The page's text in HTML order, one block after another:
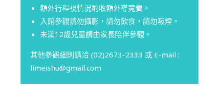
額外行程視情況酌收額外導覽費。
入館參觀請勿攝影，請勿飲食，請勿吸煙。
未滿12歲兒童請由家長陪伴參觀。
其他參觀細則請洽 (02)2673-2333 或 E-mail :
limeishu@gmail.com